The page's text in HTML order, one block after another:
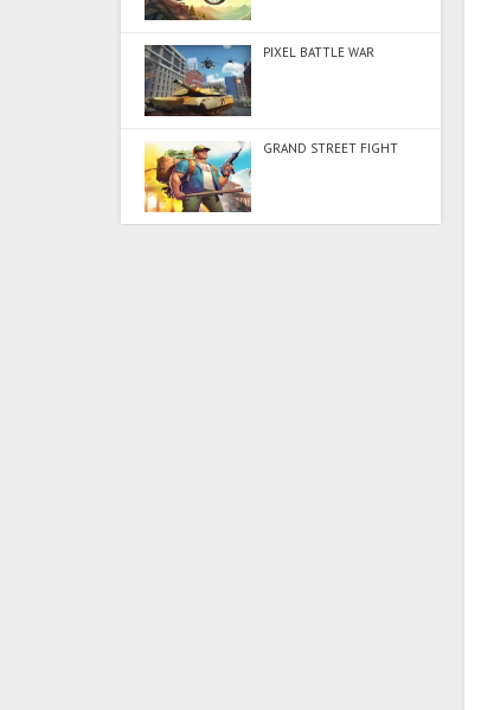
PIXEL BATTLE WAR
GRAND STREET FIGHT